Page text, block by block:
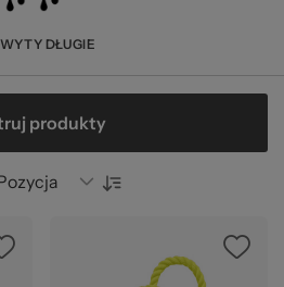
DŁUGIE
produkty